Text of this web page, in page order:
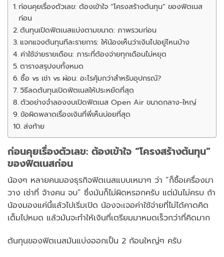
ก่อนคุยเรื่องตัวเลข: ต้องเข้าใจ “โครงสร้างต้นทุน” ของฟิตเนส
ก่อน
ต้นทุนเปิดฟิตเนสแบ่งตามขนาด: ภาพรวมก่อน
แจกแจงต้นทุนทีละรายการ: ให้น้องเห็นว่าเงินไปอยู่ไหนบ้าง
ค่าใช้จ่ายรายเดือน: ภาระที่ต้องจ่ายทุกเดือนไม่หยุด
ตารางสรุปงบทั้งหมด
ซื้อ vs เช่า vs ผ่อน: อะไรคุ้มกว่าสำหรับอุปกรณ์?
วิธีลดต้นทุนเปิดฟิตเนสให้ประหยัดที่สุด
ตัวอย่างจำลองงบเปิดฟิตเนส Open Air ขนาดกลาง-ใหญ่
ข้อผิดพลาดเรื่องเงินที่พี่เห็นบ่อยที่สุด
ส่งท้าย
ก่อนคุยเรื่องตัวเลข: ต้องเข้าใจ “โครงสร้างต้นทุน”
ของฟิตเนสก่อน
น้องๆ หลายคนมองธุรกิจฟิตเนสแบบเหมาๆ ว่า “ก็ซื้อเครื่องมา
วาง เช่าที่ จ้างคน จบ” ซึ่งมันก็ไม่ผิดหรอกครับ แต่มันไม่ครบ ถ้า
น้องมองแค่นี้แล้วไปเริ่มเปิด น้องจะเจอค่าใช้จ่ายที่ไม่ได้คาดคิด
เต็มไปหมด แล้วมันจะทำให้เงินที่เตรียมมาหมดเร็วกว่าที่คิดมาก
ต้นทุนของฟิตเนสมันแบ่งออกเป็น 2 ก้อนใหญ่ๆ ครับ